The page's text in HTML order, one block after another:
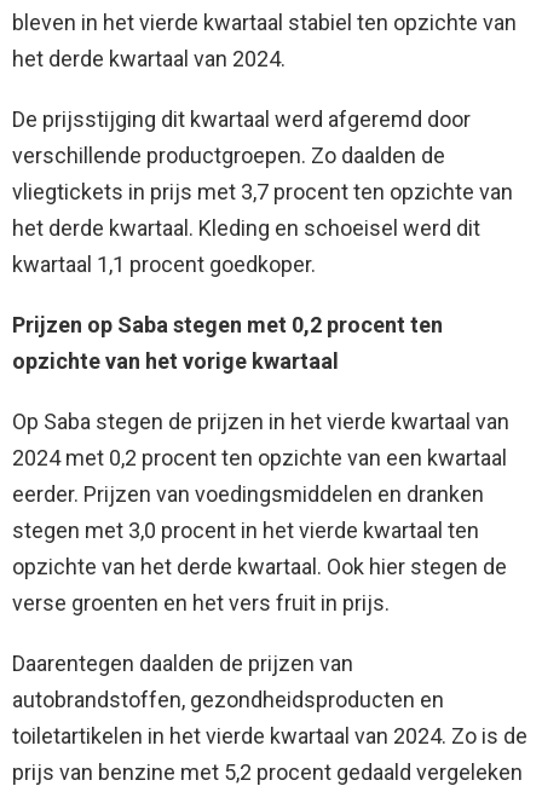
bleven in het vierde kwartaal stabiel ten opzichte van
het derde kwartaal van 2024.
De prijsstijging dit kwartaal werd afgeremd door
verschillende productgroepen. Zo daalden de
vliegtickets in prijs met 3,7 procent ten opzichte van
het derde kwartaal. Kleding en schoeisel werd dit
kwartaal 1,1 procent goedkoper.
Prijzen op Saba stegen met 0,2 procent ten
opzichte van het vorige kwartaal
Op Saba stegen de prijzen in het vierde kwartaal van
2024 met 0,2 procent ten opzichte van een kwartaal
eerder. Prijzen van voedingsmiddelen en dranken
stegen met 3,0 procent in het vierde kwartaal ten
opzichte van het derde kwartaal. Ook hier stegen de
verse groenten en het vers fruit in prijs.
Daarentegen daalden de prijzen van
autobrandstoffen, gezondheidsproducten en
toiletartikelen in het vierde kwartaal van 2024. Zo is de
prijs van benzine met 5,2 procent gedaald vergeleken